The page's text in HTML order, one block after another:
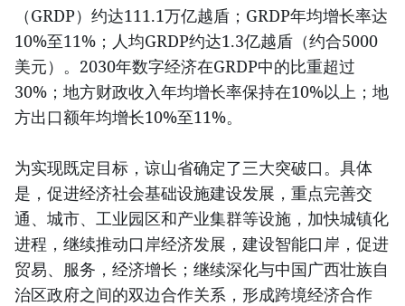
（GRDP）约达111.1万亿越盾；GRDP年均增长率达
10%至11%；人均GRDP约达1.3亿越盾（约合5000
美元）。2030年数字经济在GRDP中的比重超过
30%；地方财政收入年均增长率保持在10%以上；地
方出口额年均增长10%至11%。
为实现既定目标，谅山省确定了三大突破口。具体
是，促进经济社会基础设施建设发展，重点完善交
通、城市、工业园区和产业集群等设施，加快城镇化
进程，继续推动口岸经济发展，建设智能口岸，促进
贸易、服务，经济增长；继续深化与中国广西壮族自
治区政府之间的双边合作关系，形成跨境经济合作